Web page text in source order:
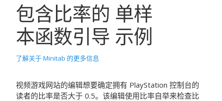
包含比率的 单样
本函数引导 示例
了解关于 Minitab 的更多信息
视频游戏网站的编辑想要确定拥有 PlayStation 控制台的
读者的比率是否大于 0.5。该编辑使用比率自举来检查比